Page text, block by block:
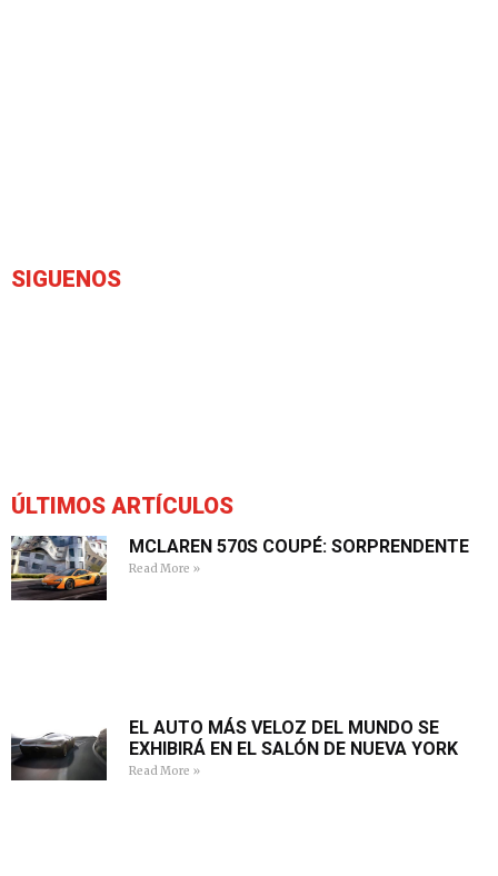
SIGUENOS
ÚLTIMOS ARTÍCULOS
MCLAREN 570S COUPÉ: SORPRENDENTE
Read More »
EL AUTO MÁS VELOZ DEL MUNDO SE
EXHIBIRÁ EN EL SALÓN DE NUEVA YORK
Read More »